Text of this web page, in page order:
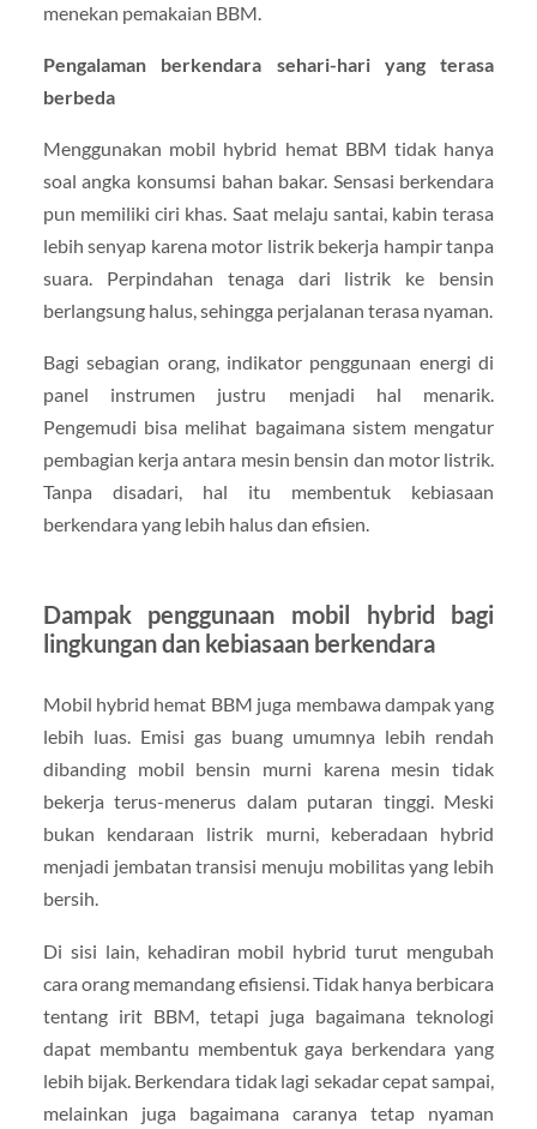
menekan pemakaian BBM.
Pengalaman berkendara sehari-hari yang terasa
berbeda
Menggunakan mobil hybrid hemat BBM tidak hanya
soal angka konsumsi bahan bakar. Sensasi berkendara
pun memiliki ciri khas. Saat melaju santai, kabin terasa
lebih senyap karena motor listrik bekerja hampir tanpa
suara. Perpindahan tenaga dari listrik ke bensin
berlangsung halus, sehingga perjalanan terasa nyaman.
Bagi sebagian orang, indikator penggunaan energi di
panel instrumen justru menjadi hal menarik.
Pengemudi bisa melihat bagaimana sistem mengatur
pembagian kerja antara mesin bensin dan motor listrik.
Tanpa disadari, hal itu membentuk kebiasaan
berkendara yang lebih halus dan efisien.
Dampak penggunaan mobil hybrid bagi
lingkungan dan kebiasaan berkendara
Mobil hybrid hemat BBM juga membawa dampak yang
lebih luas. Emisi gas buang umumnya lebih rendah
dibanding mobil bensin murni karena mesin tidak
bekerja terus-menerus dalam putaran tinggi. Meski
bukan kendaraan listrik murni, keberadaan hybrid
menjadi jembatan transisi menuju mobilitas yang lebih
bersih.
Di sisi lain, kehadiran mobil hybrid turut mengubah
cara orang memandang efisiensi. Tidak hanya berbicara
tentang irit BBM, tetapi juga bagaimana teknologi
dapat membantu membentuk gaya berkendara yang
lebih bijak. Berkendara tidak lagi sekadar cepat sampai,
melainkan juga bagaimana caranya tetap nyaman